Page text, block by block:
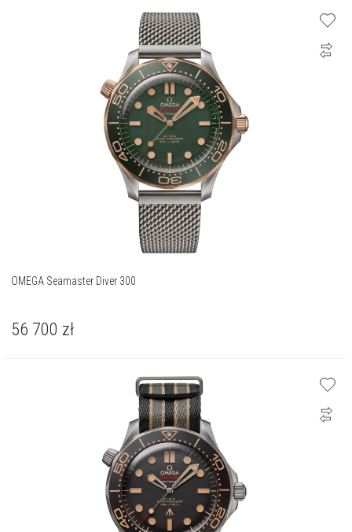
OMEGA Seamaster Diver 300
56 700 zł